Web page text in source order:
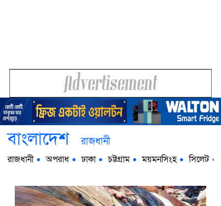
বাংলাদেশ রাজধানী
রাজধানী অপরাধ ঢাকা চট্টগ্রাম ময়মনসিংহ সিলেট